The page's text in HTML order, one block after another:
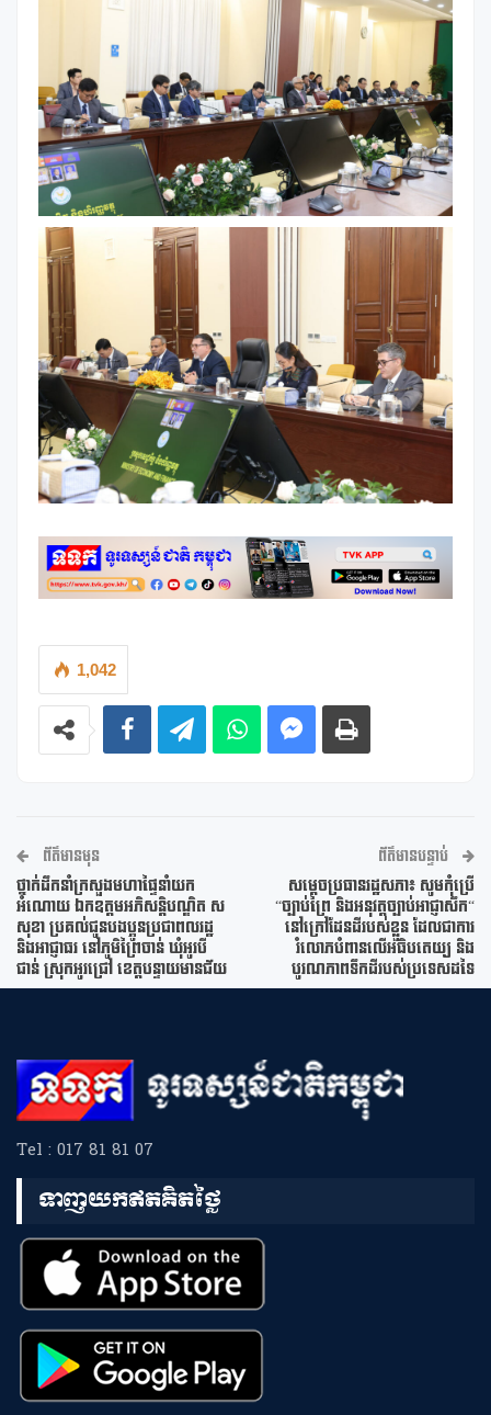
1,042
ព័ត៌មានមុន
ថ្នាក់ដឹកនាំក្រសួងមហាផ្ទៃនាំយក
អំណោយ ឯកឧត្តមអភិសន្តិបណ្ឌិត ស
សុខា ប្រគល់ជូនបងប្អូនប្រជាពលរដ្ឋ
និងអាជ្ញាធរ នៅភូមិព្រៃចាន់ ឃុំអូរបី
ជាន់ ស្រុកអូរជ្រៅ ខេត្តបន្ទាយមានជ័យ
ព័ត៌មានបន្ទាប់
សម្តេចប្រធានរដ្ឋសភា៖ សូមកុំប្រើ
“ច្បាប់ព្រៃ និងអនុវត្តច្បាប់អាជ្ញាសឹក“
នៅក្រៅដែនដីរបស់ខ្លួន ដែលជាការ
រំលោភបំពានលើអធិបតេយ្យ និង
បូរណភាពទឹកដីរបស់ប្រទេសដទៃ
Tel : 017 81 81 07
ទាញយកឥតគិតថ្លៃ